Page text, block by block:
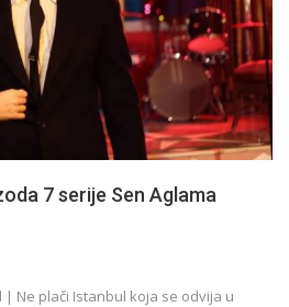
7 serije Sen Aglama
| Ne plači Istanbul koja se odvija u